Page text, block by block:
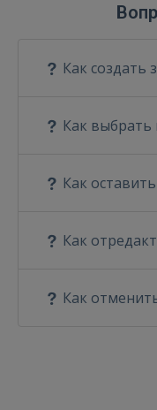
Как создать
Как выбрать
Как
Как
Как